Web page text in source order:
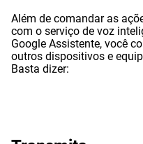
Além de comandar as
com o serviço de voz
Google Assistente, você
outros dispositivos e
Basta dizer: